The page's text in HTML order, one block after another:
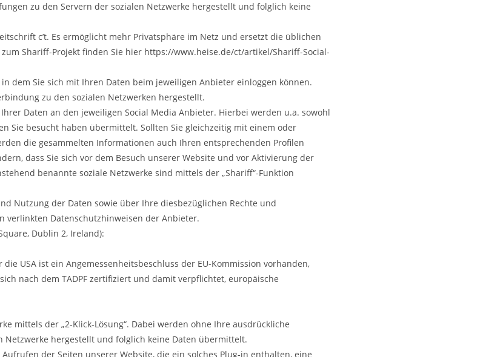
zu den Servern der sozialen Netzwerke hergestellt und folglich keine
c’t. Es ermöglicht mehr Privatsphäre im Netz und ersetzt die üblichen
Shariff-Projekt finden Sie hier https://www.heise.de/ct/artikel/Shariff-Social-
dem Sie sich mit Ihren Daten beim jeweiligen Anbieter einloggen können.
zu den sozialen Netzwerken hergestellt.
Daten an den jeweiligen Social Media Anbieter. Hierbei werden u.a. sowohl
Sie besucht haben übermittelt. Sollten Sie gleichzeitig mit einem oder
die gesammelten Informationen auch Ihren entsprechenden Profilen
dass Sie sich vor dem Besuch unserer Website und vor Aktivierung der
benannte soziale Netzwerke sind mittels der „Shariff“-Funktion
Nutzung der Daten sowie über Ihre diesbezüglichen Rechte und
verlinkten Datenschutzhinweisen der Anbieter.
Dublin 2, Ireland):
USA ist ein Angemessenheitsbeschluss der EU-Kommission vorhanden,
nach dem TADPF zertifiziert und damit verpflichtet, europäische
mittels der „2-Klick-Lösung“. Dabei werden ohne Ihre ausdrückliche
hergestellt und folglich keine Daten übermittelt.
der Seiten unserer Website, die ein solches Plug-in enthalten, eine